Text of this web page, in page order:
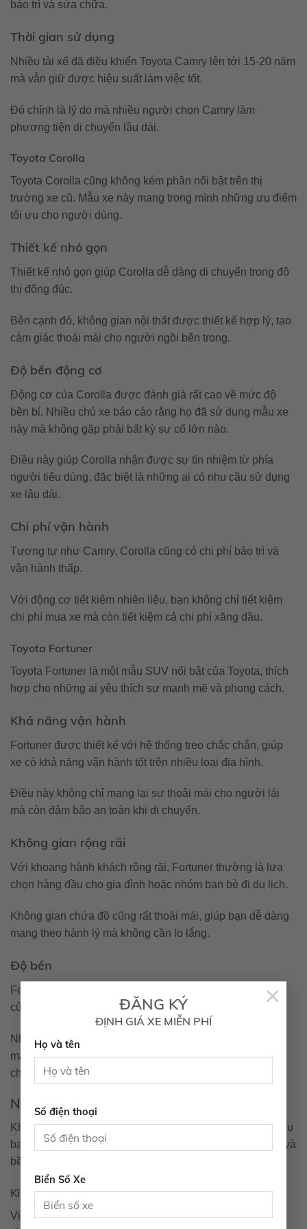
ĐĂNG KÝ
ĐỊNH GIÁ XE MIỄN PHÍ
Họ và tên
Số điện thoại
Biển Số Xe
×
bảo trì và sửa chữa.
Thời gian sử dụng
Nhiều tài xế đã điều khiển Toyota Camry lên tới 15-20 năm
mà vẫn giữ được hiệu suất làm việc tốt.
Đó chính là lý do mà nhiều người chọn Camry làm
phương tiện di chuyển lâu dài.
Toyota Corolla
Toyota Corolla cũng không kém phần nổi bật trên thị
trường xe cũ. Mẫu xe này mang trong mình những ưu điểm
tối ưu cho người dùng.
Thiết kế nhỏ gọn
Thiết kế nhỏ gọn giúp Corolla dễ dàng di chuyển trong đô
thị đông đúc.
Bên cạnh đó, không gian nội thất được thiết kế hợp lý, tạo
cảm giác thoải mái cho người ngồi bên trong.
Độ bền động cơ
Động cơ của Corolla được đánh giá rất cao về mức độ
bền bỉ. Nhiều chủ xe báo cáo rằng họ đã sử dụng mẫu xe
này mà không gặp phải bất kỳ sự cố lớn nào.
Điều này giúp Corolla nhận được sự tín nhiệm từ phía
người tiêu dùng, đặc biệt là những ai có nhu cầu sử dụng
xe lâu dài.
Chi phí vận hành
Tương tự như Camry, Corolla cũng có chi phí bảo trì và
vận hành thấp.
Với động cơ tiết kiệm nhiên liệu, bạn không chỉ tiết kiệm
chi phí mua xe mà còn tiết kiệm cả chi phí xăng dầu.
Toyota Fortuner
Toyota Fortuner là một mẫu SUV nổi bật của Toyota, thích
hợp cho những ai yêu thích sự mạnh mẽ và phong cách.
Khả năng vận hành
Fortuner được thiết kế với hệ thống treo chắc chắn, giúp
xe có khả năng vận hành tốt trên nhiều loại địa hình.
Điều này không chỉ mang lại sự thoải mái cho người lái
mà còn đảm bảo an toàn khi di chuyển.
Không gian rộng rãi
Với khoang hành khách rộng rãi, Fortuner thường là lựa
chọn hàng đầu cho gia đình hoặc nhóm bạn bè đi du lịch.
Không gian chứa đồ cũng rất thoải mái, giúp bạn dễ dàng
mang theo hành lý mà không cần lo lắng.
Độ bền
Fortuner cũng là một trong những mẫu xe có độ bền cao
của Toyota.
Nhiều người đã sử dụng Fortuner trong suốt nhiều năm
mà không gặp phải vấn đề gì, điều này càng chứng minh
cho chất lượng của mẫu xe này.
Những lưu ý khi mua xe Toyota cũ
Khi quyết định mua một chiếc xe Toyota cũ, có một số điều
bạn cần chú ý để đảm bảo chọn được chiếc xe phù hợp và
bền bỉ nhất.
Kiểm tra lịch sử bảo trì
Việc kiểm tra lịch sử bảo trì là rất quan trọng khi mua một